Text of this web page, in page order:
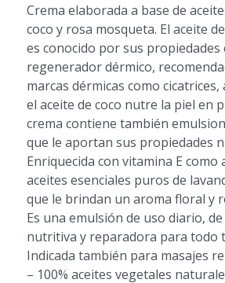
Crema elaborada a base de
coco y rosa mosqueta. El aceite
es conocido por sus propiedades
regenerador dérmico,
marcas dérmicas como
el aceite de coco nutre la piel en
crema contiene también
que le aportan sus propiedades
Enriquecida con vitamina E como
aceites esenciales puros de
que le brindan un aroma floral y
Es una emulsión de uso diario,
nutritiva y reparadora para todo
Indicada también para masajes
– 100% aceites vegetales